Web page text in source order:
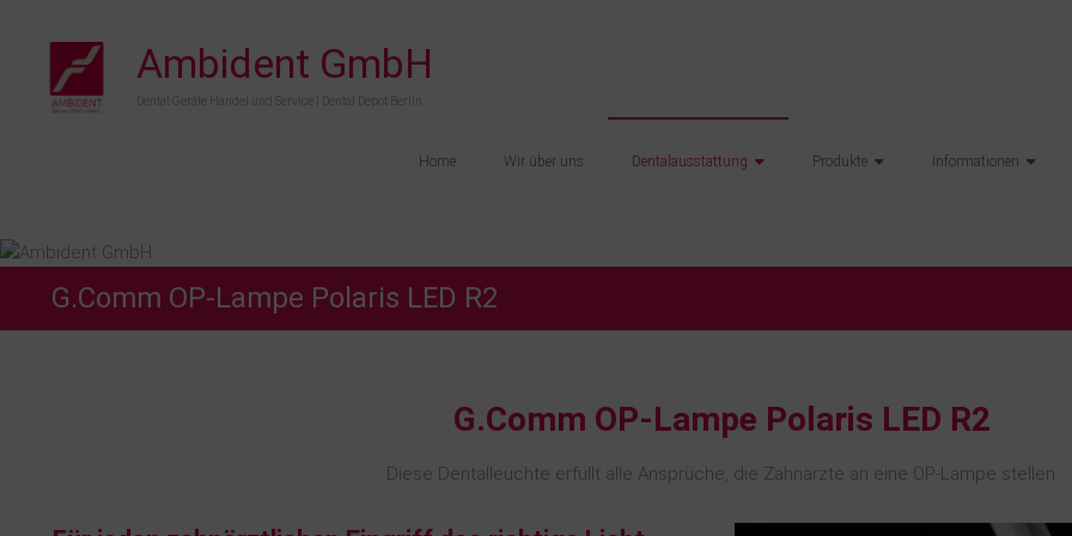
Ambident GmbH
Dental Geräte Handel und Service | Dental Depot Berlin
Home Wir über uns Dentalausstattung Produkte Informationen
G.Comm OP-Lampe Polaris LED R2
G.Comm OP-Lampe Polaris LED R2
Diese Dentalleuchte erfüllt alle Ansprüche, die Zahnärzte an eine OP-Lampe stellen.